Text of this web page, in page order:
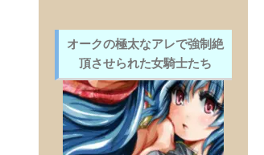
オークの極太なアレで強制絶
頂させられた女騎士たち